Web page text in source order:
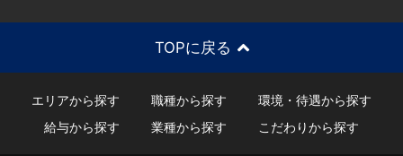
TOPに戻る
エリアから探す 職種から探す
環境・待遇から探す
給与から探す
業種から探す こだわりから探す